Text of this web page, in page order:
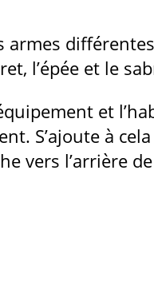
l’épée et le
et
S’ajoute à
vers l’arrière